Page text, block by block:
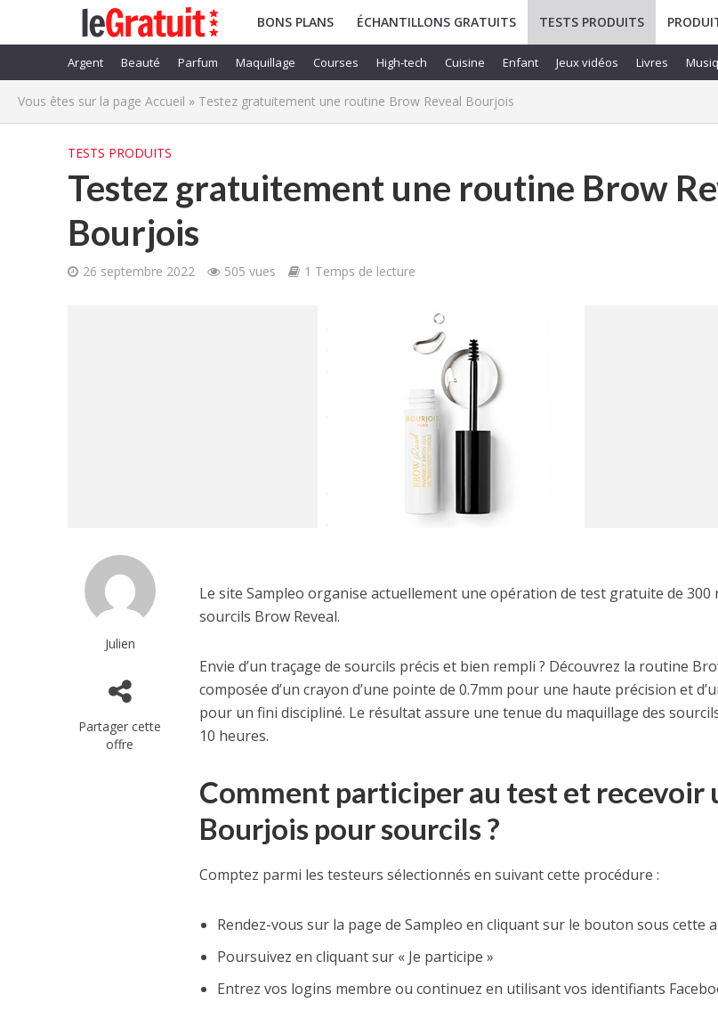
BONS PLANS ÉCHANTILLONS GRATUITS TESTS PRODUITS
Argent Beauté Parfum Maquillage Courses High-tech Cuisine Enfant Jeux vidéos Livres
Vous êtes sur la page Accueil » Testez gratuitement une routine Brow Reveal Bourjois
TESTS PRODUITS
Testez gratuitement une routine Brow
Bourjois
26 septembre 2022 505 vues 1 Temps de lecture
Julien
Partager cette
offre
Le site Sampleo organise actuellement une opération de test gratuite de
sourcils Brow Reveal.
Envie d’un traçage de sourcils précis et bien rempli ? Découvrez la routine
composée d’un crayon d’une pointe de 0.7mm pour une haute précision et
pour un fini discipliné. Le résultat assure une tenue du maquillage des
10 heures.
Comment participer au test et recevoir
Bourjois pour sourcils ?
Comptez parmi les testeurs sélectionnés en suivant cette procédure :
Rendez-vous sur la page de Sampleo en cliquant sur le bouton sous cette
Poursuivez en cliquant sur « Je participe »
Entrez vos logins membre ou continuez en utilisant vos identifiants